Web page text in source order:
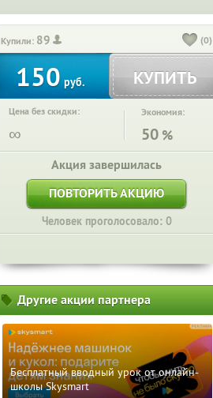
Купили: 89 (0)
150 руб. КУПИТЬ
Цена без скидки:
∞
Экономия:
50 %
Акция завершилась
ПОВТОРИТЬ АКЦИЮ
Человек проголосовало: 0
Другие акции партнера
Бесплатный вводный урок от онлайн-
школы Skysmart